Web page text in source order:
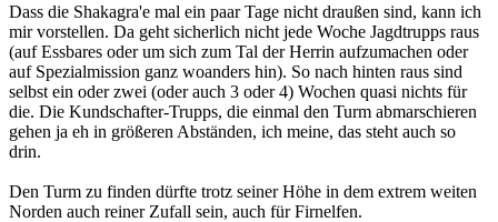
Dass die Shakagra'e mal ein paar Tage nicht draußen sind, kann ich
mir vorstellen. Da geht sicherlich nicht jede Woche Jagdtrupps raus
(auf Essbares oder um sich zum Tal der Herrin aufzumachen oder
auf Spezialmission ganz woanders hin). So nach hinten raus sind
selbst ein oder zwei (oder auch 3 oder 4) Wochen quasi nichts für
die. Die Kundschafter-Trupps, die einmal den Turm abmarschieren
gehen ja eh in größeren Abständen, ich meine, das steht auch so
drin.
Den Turm zu finden dürfte trotz seiner Höhe in dem extrem weiten
Norden auch reiner Zufall sein, auch für Firnelfen.